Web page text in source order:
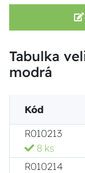
Tabulka
modrá
Kód
R010213
8 ks
R010214